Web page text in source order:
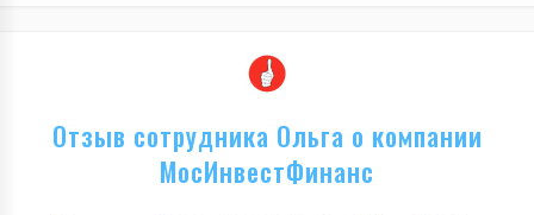
Отзыв сотрудника Ольга о компании
МосИнвестФинанс